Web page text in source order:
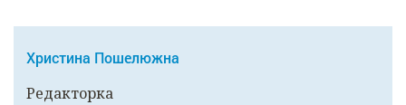
Христина Пошелюжна
Редакторка